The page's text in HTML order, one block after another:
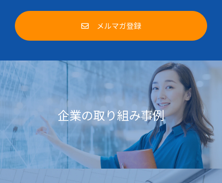
メルマガ登録
企業の取り組み事例